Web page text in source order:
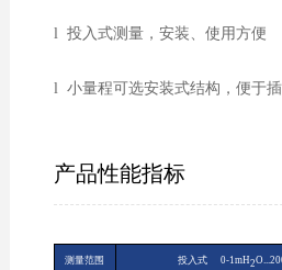
l 投入式测量，安装、使用方便
l 小量程可选安装式结构，便于
产品性能指标
测量范围 投入式 0-1mH2